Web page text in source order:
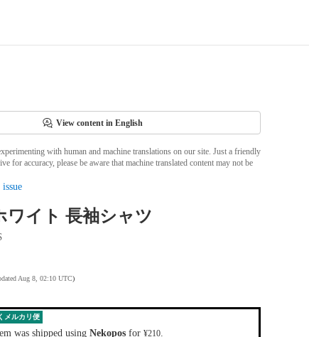
View content in English
with human and machine translations on our site. Just a friendly
for accuracy, please be aware that machine translated content may not be
ワイト 長袖シャツ
Aug 8, 02:10 UTC)
メルカリ便
was shipped using Nekoposfor ¥210.